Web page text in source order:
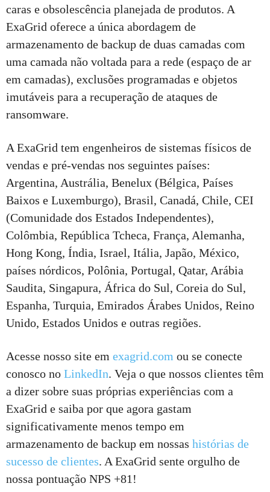
caras e obsolescência planejada de produtos. A
ExaGrid oferece a única abordagem de
armazenamento de backup de duas camadas com
uma camada não voltada para a rede (espaço de ar
em camadas), exclusões programadas e objetos
imutáveis para a recuperação de ataques de
ransomware.
A ExaGrid tem engenheiros de sistemas físicos de
vendas e pré-vendas nos seguintes países:
Argentina, Austrália, Benelux (Bélgica, Países
Baixos e Luxemburgo), Brasil, Canadá, Chile, CEI
(Comunidade dos Estados Independentes),
Colômbia, República Tcheca, França, Alemanha,
Hong Kong, Índia, Israel, Itália, Japão, México,
países nórdicos, Polônia, Portugal, Qatar, Arábia
Saudita, Singapura, África do Sul, Coreia do Sul,
Espanha, Turquia, Emirados Árabes Unidos, Reino
Unido, Estados Unidos e outras regiões.
Acesse nosso site em exagrid.com ou se conecte
conosco no LinkedIn. Veja o que nossos clientes têm
a dizer sobre suas próprias experiências com a
ExaGrid e saiba por que agora gastam
significativamente menos tempo em
armazenamento de backup em nossas histórias de
sucesso de clientes. A ExaGrid sente orgulho de
nossa pontuação NPS +81!